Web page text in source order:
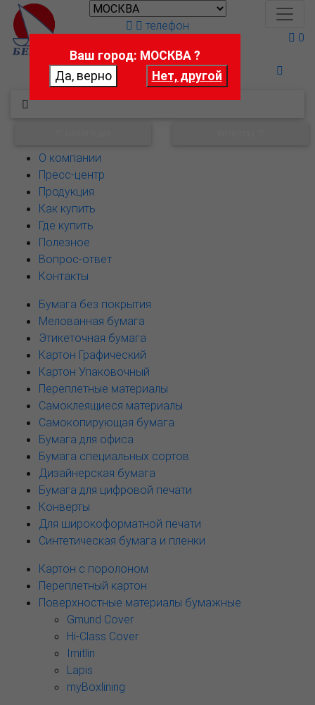
Поможем выбрать
телефон
0
О компании
Пресс-центр
Продукция
Как купить
Где купить
Полезное
Вопрос-ответ
Контакты
Бумага без покрытия
Мелованная бумага
Этикеточная бумага
Картон Графический
Картон Упаковочный
Переплетные материалы
Самоклеящиеся материалы
Самокопирующая бумага
Бумага для офиса
Бумага специальных сортов
Дизайнерская бумага
Бумага для цифровой печати
Конверты
Для широкоформатной печати
Синтетическая бумага и пленки
Картон с поролоном
Переплетный картон
Поверхностные материалы бумажные
Gmund Cover
Hi-Class Cover
Imitlin
Lapis
myBoxlining
Ваш город: МОСКВА ?